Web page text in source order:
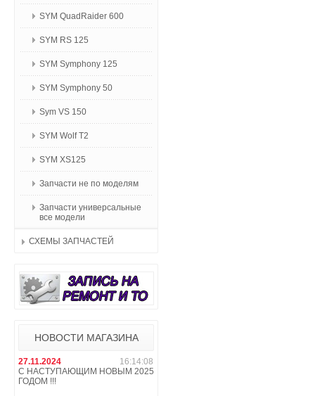
SYM QuadRaider 600
SYM RS 125
SYM Symphony 125
SYM Symphony 50
Sym VS 150
SYM Wolf T2
SYM XS125
Запчасти не по моделям
Запчасти универсальные
все модели
СХЕМЫ ЗАПЧАСТЕЙ
НОВОСТИ МАГАЗИНА
27.11.2024
16:14:08
С НАСТУПАЮЩИМ НОВЫМ 2025
ГОДОМ !!!